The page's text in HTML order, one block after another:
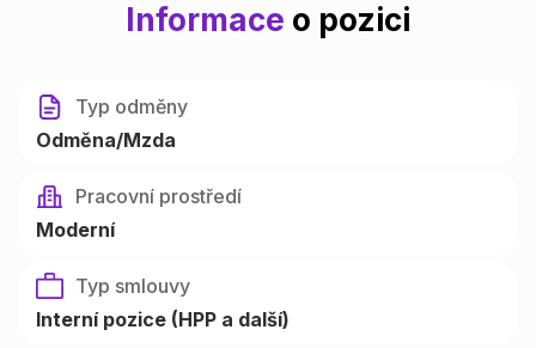
Informace o pozici
Typ odměny
Odměna/Mzda
Pracovní prostředí
Moderní
Typ smlouvy
Interní pozice (HPP a další)